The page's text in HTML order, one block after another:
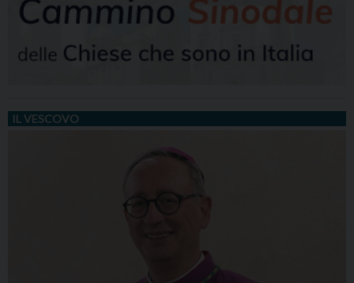
IL VESCOVO